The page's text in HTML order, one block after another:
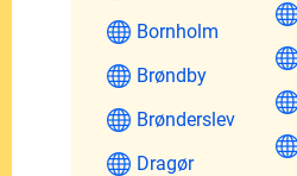
Bornholm
Brøndby
Brønderslev
Dragør